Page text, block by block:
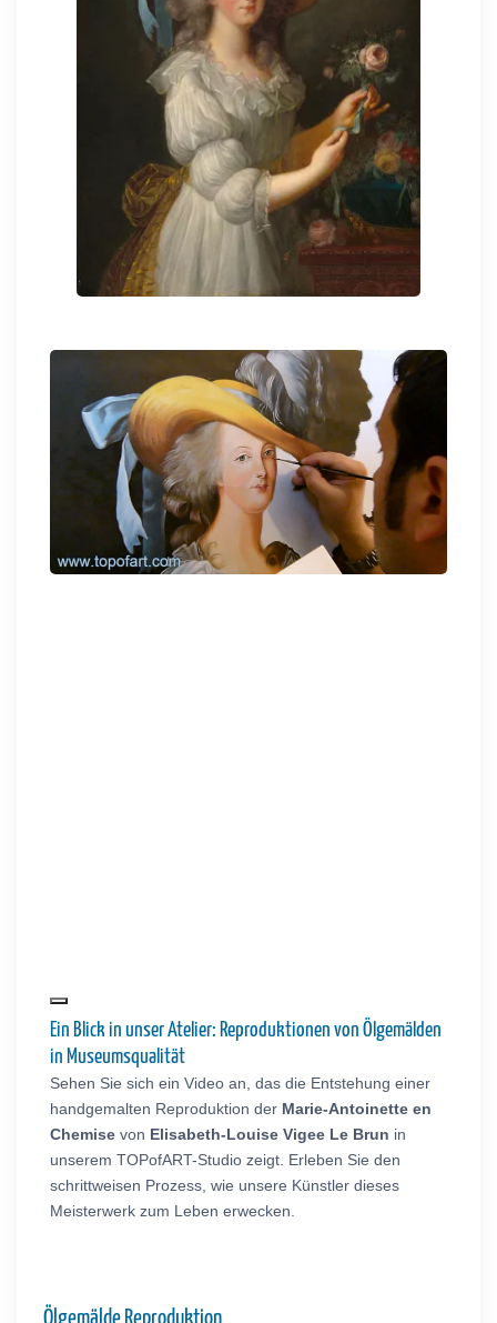
Ein Blick in unser Atelier: Reproduktionen von Ölgemälden
in Museumsqualität
Sehen Sie sich ein Video an, das die Entstehung einer
handgemalten Reproduktion der Marie-Antoinette en
Chemisevon Elisabeth-Louise Vigee Le Brun in
unserem TOPofART-Studio zeigt. Erleben Sie den
schrittweisen Prozess, wie unsere Künstler dieses
Meisterwerk zum Leben erwecken.
Ölgemälde Reproduktion